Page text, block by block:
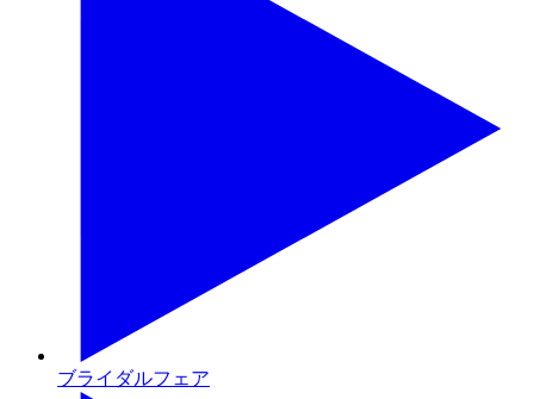
ブライダルフェア